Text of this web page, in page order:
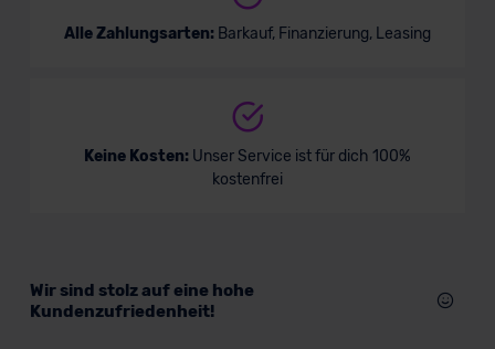
Alle Zahlungsarten: Barkauf, Finanzierung, Leasing
Keine Kosten: Unser Service ist für dich 100%
kostenfrei
Wir sind stolz auf eine hohe
Kundenzufriedenheit!